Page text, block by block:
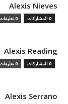
Alexis Nieves
0 المشاركات 0 تعليقات
Alexis Reading
0 المشاركات 0 تعليقات
Alexis Serrano